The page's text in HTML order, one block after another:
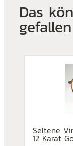
Das
Seltene
12 Karat